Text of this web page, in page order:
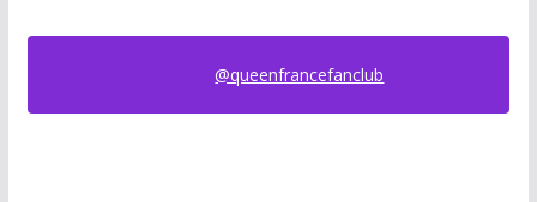
@queenfrancefanclub